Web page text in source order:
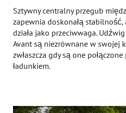
Sztywny centralny przegub
zapewnia doskonałą stabilność,
działa jako przeciwwaga.
Avant są niezrównane w swojej
zwłaszcza gdy są one
ładunkiem.